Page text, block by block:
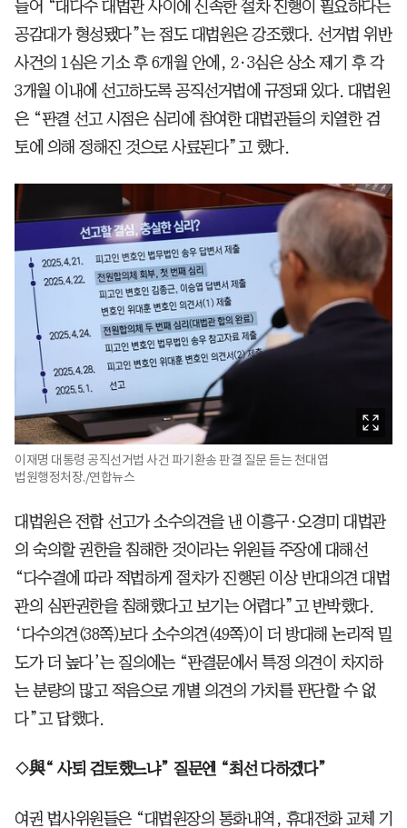
들어 “대다수 대법관 사이에 신속한 절차 진행이 필요하다는
공감대가 형성됐다”는 점도 대법원은 강조했다. 선거법 위반
사건의 1심은 기소 후 6개월 안에, 2·3심은 상소 제기 후 각
3개월 이내에 선고하도록 공직선거법에 규정돼 있다. 대법원
은 “판결 선고 시점은 심리에 참여한 대법관들의 치열한 검
토에 의해 정해진 것으로 사료된다”고 했다.
이재명 대통령 공직선거법 사건 파기환송 판결 질문 듣는 천대엽
법원행정처장./연합뉴스
대법원은 전합 선고가 소수의견을 낸 이흥구·오경미 대법관
의 숙의할 권한을 침해한 것이라는 위원들 주장에 대해선
“다수결에 따라 적법하게 절차가 진행된 이상 반대의견 대법
관의 심판권한을 침해했다고 보기는 어렵다”고 반박했다.
‘다수의견(38쪽)보다 소수의견(49쪽)이 더 방대해 논리적 밀
도가 더 높다’는 질의에는 “판결문에서 특정 의견이 차지하
는 분량의 많고 적음으로 개별 의견의 가치를 판단할 수 없
다”고 답했다.
◇與“ 사퇴 검토했느냐” 질문엔 “최선 다하겠다”
여권 법사위원들은 “대법원장의 통화내역, 휴대전화 교체 기